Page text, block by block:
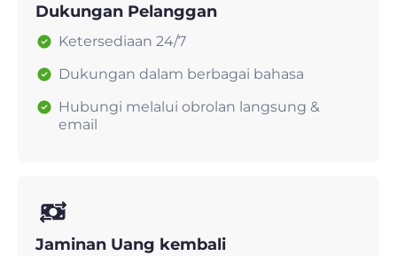
Dukungan Pelanggan
Ketersediaan 24/7
Dukungan dalam berbagai bahasa
Hubungi melalui obrolan langsung &
email
Jaminan Uang kembali